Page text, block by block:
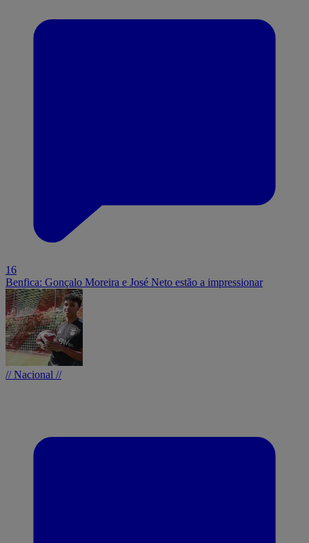
16
Benfica: Gonçalo Moreira e José Neto estão a impressionar
// Nacional //